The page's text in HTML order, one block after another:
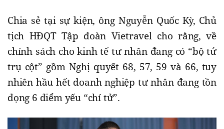
Chia sẻ tại sự kiện, ông Nguyễn Quốc Kỳ, Chủ
tịch HĐQT Tập đoàn Vietravel cho rằng, về
chính sách cho kinh tế tư nhân đang có “bộ tứ
trụ cột” gồm Nghị quyết 68, 57, 59 và 66, tuy
nhiên hầu hết doanh nghiệp tư nhân đang tồn
đọng 6 điểm yếu “chí tử”.